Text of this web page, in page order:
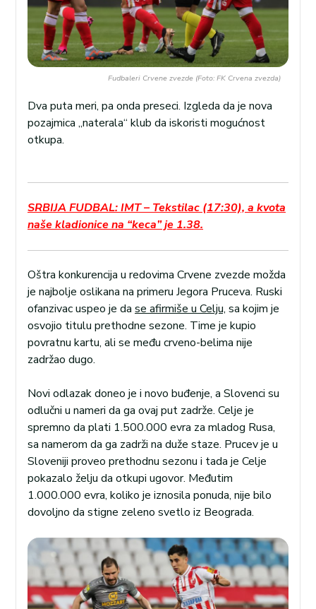
Fudbaleri Crvene zvezde (Foto: FK Crvena zvezda)
Dva puta meri, pa onda preseci. Izgleda da je nova
pozajmica „naterala“ klub da iskoristi mogućnost
otkupa.
SRBIJA FUDBAL: IMT – Tekstilac (17:30), a kvota
naše kladionice na “keca” je 1.38.
Oštra konkurencija u redovima Crvene zvezde možda
je najbolje oslikana na primeru Jegora Pruceva. Ruski
ofanzivac uspeo je da se afirmiše u Celju, sa kojim je
osvojio titulu prethodne sezone. Time je kupio
povratnu kartu, ali se među crveno-belima nije
zadržao dugo.
Novi odlazak doneo je i novo buđenje, a Slovenci su
odlučni u nameri da ga ovaj put zadrže. Celje je
spremno da plati 1.500.000 evra za mladog Rusa,
sa namerom da ga zadrži na duže staze. Prucev je u
Sloveniji proveo prethodnu sezonu i tada je Celje
pokazalo želju da otkupi ugovor. Međutim
1.000.000 evra, koliko je iznosila ponuda, nije bilo
dovoljno da stigne zeleno svetlo iz Beograda.